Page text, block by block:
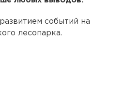
событий на
лесопарка.